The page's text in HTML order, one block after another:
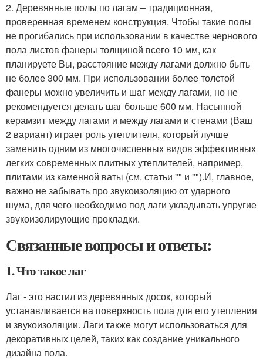
2. Деревянные полы по лагам – традиционная,
проверенная временем конструкция. Чтобы такие полы
не прогибались при использовании в качестве чернового
пола листов фанеры толщиной всего 10 мм, как
планируете Вы, расстояние между лагами должно быть
не более 300 мм. При использовании более толстой
фанеры можно увеличить и шаг между лагами, но не
рекомендуется делать шаг больше 600 мм. Насыпной
керамзит между лагами и между лагами и стенами (Ваш
2 вариант) играет роль утеплителя, который лучше
заменить одним из многочисленных видов эффективных
легких современных плитных утеплителей, например,
плитами из каменной ваты (см. статьи "" и "").И, главное,
важно не забывать про звукоизоляцию от ударного
шума, для чего необходимо под лаги укладывать упругие
звукоизолирующие прокладки.
Связанные вопросы и ответы:
1. Что такое лаг
Лаг - это настил из деревянных досок, который
устанавливается на поверхность пола для его утепления
и звукоизоляции. Лаги также могут использоваться для
декоративных целей, таких как создание уникального
дизайна пола.